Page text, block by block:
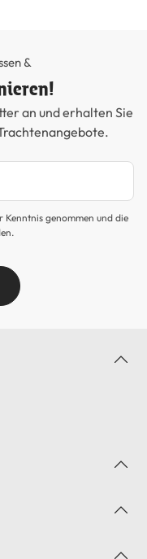
&
an und erhalten Sie
Kenntnis genommen und die